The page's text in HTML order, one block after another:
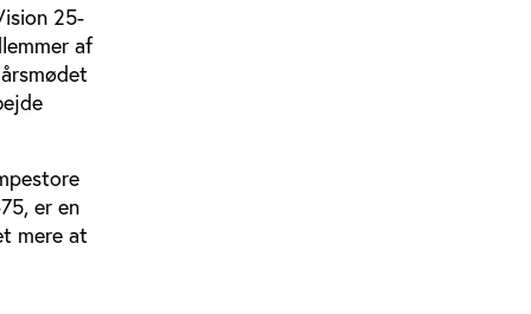
25-
af
er en
mere at